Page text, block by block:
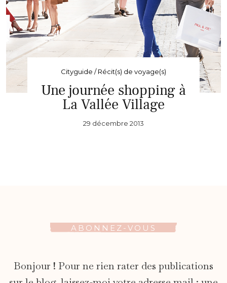
Cityguide / Récit(s) de voyage(s)
Une journée shopping à
La Vallée Village
29 décembre 2013
ABONNEZ-VOUS
Bonjour ! Pour ne rien rater des publications